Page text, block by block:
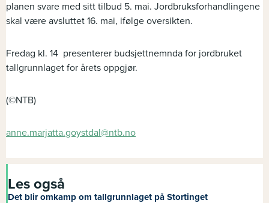
planen svare med sitt tilbud 5. mai. Jordbruksforhandlingene
skal være avsluttet 16. mai, ifølge oversikten.
Fredag kl. 14 presenterer budsjettnemnda for jordbruket
tallgrunnlaget for årets oppgjør.
(©NTB)
anne.marjatta.goystdal@ntb.no
Les også
Det blir omkamp om tallgrunnlaget på Stortinget